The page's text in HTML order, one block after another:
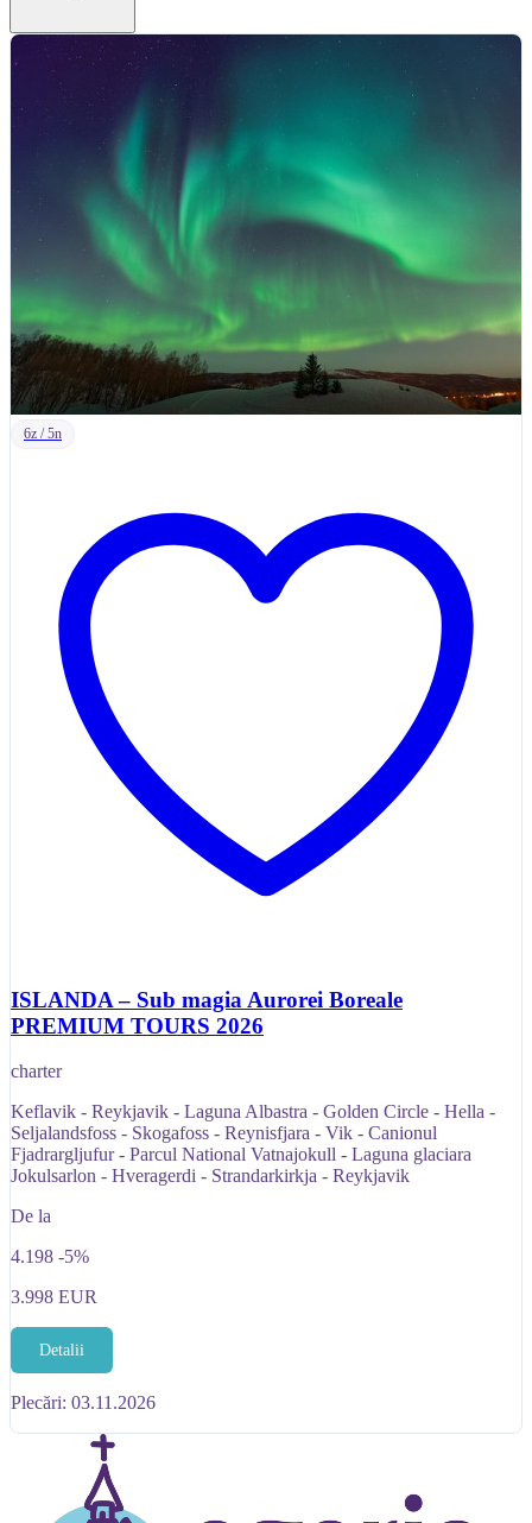
6z / 5n
ISLANDA – Sub magia Aurorei Boreale
PREMIUM TOURS 2026
charter
Keflavik - Reykjavik - Laguna Albastra - Golden Circle - Hella -
Seljalandsfoss - Skogafoss - Reynisfjara - Vik - Canionul
Fjadrargljufur - Parcul National Vatnajokull - Laguna glaciara
Jokulsarlon - Hveragerdi - Strandarkirkja - Reykjavik
De la
4.198 -5%
3.998 EUR
Detalii
Plecări: 03.11.2026